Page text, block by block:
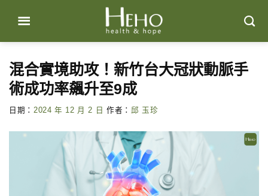
content
混合實境助攻！新竹台大冠狀動脈手
術成功率飆升至9成
日期： 2024 年 12 月 2 日 作者： 邱 玉珍